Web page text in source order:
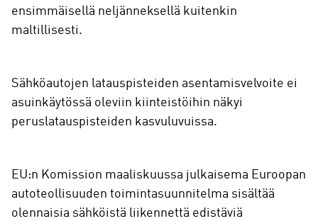
ensimmäisellä neljänneksellä kuitenkin
maltillisesti.
Sähköautojen latauspisteiden asentamisvelvoite ei
asuinkäytössä oleviin kiinteistöihin näkyi
peruslatauspisteiden kasvuluvuissa.
EU:n Komission maaliskuussa julkaisema Euroopan
autoteollisuuden toimintasuunnitelma sisältää
olennaisia sähköistä liikennettä edistäviä